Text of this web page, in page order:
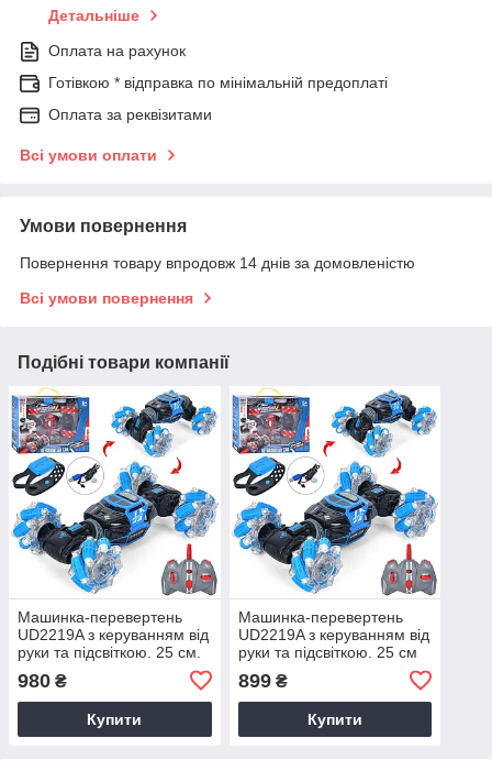
Детальніше
Оплата на рахунок
Готівкою * відправка по мінімальній предоплаті
Оплата за реквізитами
Всі умови оплати
Умови повернення
Повернення товару впродовж 14 днів за домовленістю
Всі умови повернення
Подібні товари компанії
Машинка-перевертень
UD2219A з керуванням від
руки та підсвіткою. 25 см.
980 ₴
Купити
Машинка-перевертень
UD2219A з керуванням від
руки та підсвіткою. 25 см
899₴
Купити